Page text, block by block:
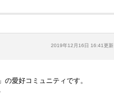
2019年12月16日 16:41更新
愛好コミュニティです。